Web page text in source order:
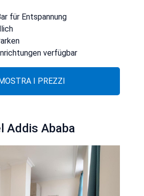
für Entspannung
verfügbar
I PREZZI
Addis Ababa